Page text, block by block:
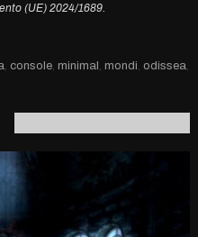
(UE) 2024/1689.
console, minimal mondi odissea